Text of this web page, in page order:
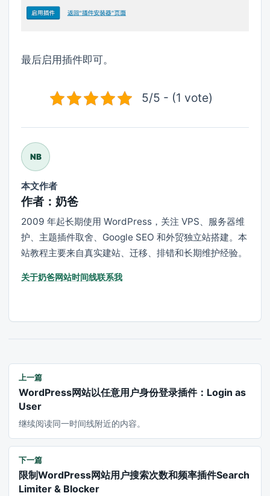
最后启用插件即可。
5/5 - (1 vote)
NB
本文作者
作者：奶爸
2009 年起长期使用 WordPress，关注 VPS、服务器维
护、主题插件取舍、Google SEO 和外贸独立站搭建。本
站教程主要来自真实建站、迁移、排错和长期维护经验。
关于奶爸网站时间线联系我
上一篇
WordPress网站以任意用户身份登录插件：Login as
User
继续阅读同一时间线附近的内容。
下一篇
限制WordPress网站用户搜索次数和频率插件Search
Limiter & Blocker